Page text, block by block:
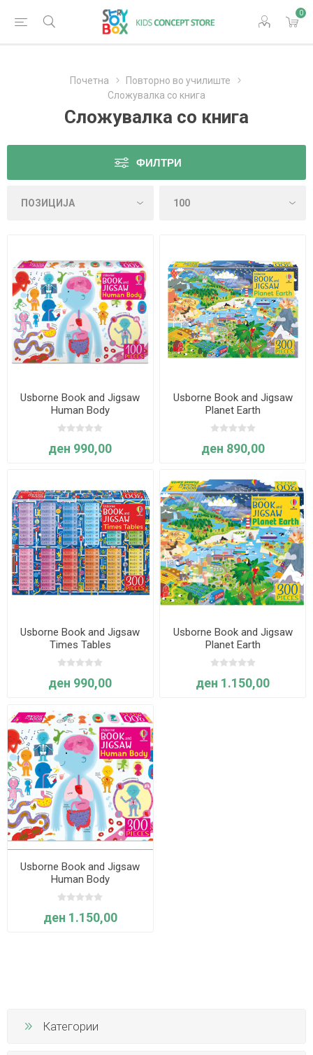
0
Почетна
Повторно во училиште
Сложувалка со книга
Сложувалка со книга
ФИЛТРИ
Usborne Book and Jigsaw
Human Body
ден 990,00
Usborne Book and Jigsaw
Planet Earth
ден 890,00
Usborne Book and Jigsaw
Times Tables
ден 990,00
Usborne Book and Jigsaw
Planet Earth
ден 1.150,00
Usborne Book and Jigsaw
Human Body
ден 1.150,00
Категории